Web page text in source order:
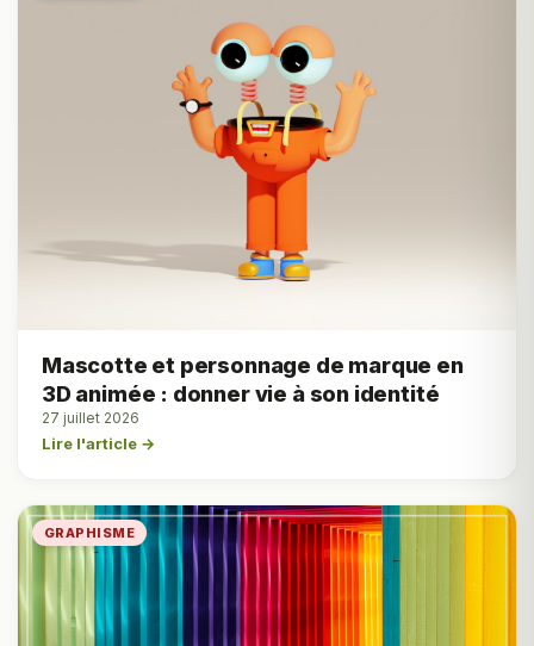
Mascotte et personnage de marque en
3D animée : donner vie à son identité
27 juillet 2026
Lire l'article →
GRAPHISME